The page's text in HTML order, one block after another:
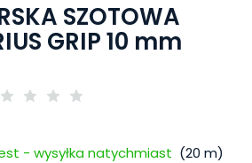
SZOTOWA
GRIP 10 mm
- wysyłka natychmiast (20 m)